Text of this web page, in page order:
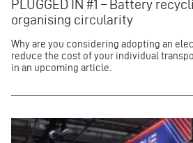
PLUGGED IN #1 – Battery
organising circularity
Why are you considering adopting an
reduce the cost of your individual
in an upcoming article.